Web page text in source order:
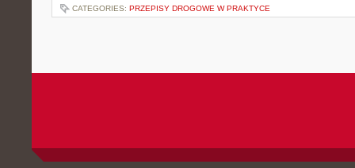
CATEGORIES: PRZEPISY DROGOWE W PRAKTYCE